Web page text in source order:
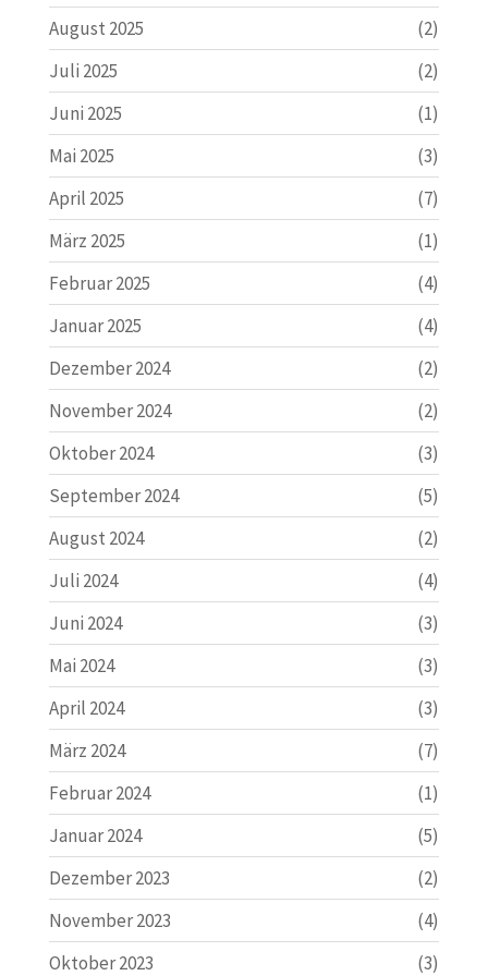
August 2025
(2)
Juli 2025
(2)
Juni 2025
(1)
Mai 2025
(3)
April 2025
(7)
März 2025
(1)
Februar 2025
(4)
Januar 2025
(4)
Dezember 2024
(2)
November 2024
(2)
Oktober 2024
(3)
September 2024
(5)
August 2024
(2)
Juli 2024
(4)
Juni 2024
(3)
Mai 2024
(3)
April 2024
(3)
März 2024
(7)
Februar 2024
(1)
Januar 2024
(5)
Dezember 2023
(2)
November 2023
(4)
Oktober 2023
(3)